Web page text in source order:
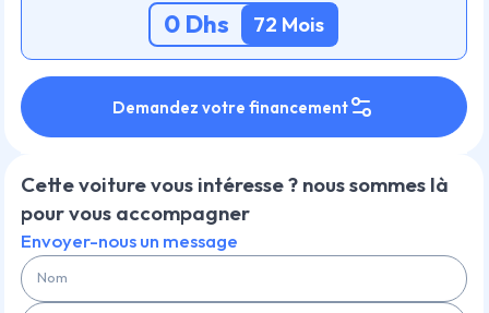
0Dhs 72 Mois
Demandez votre financement
Cette voiture vous intéresse ? nous sommes là
pour vous accompagner
Envoyer-nous un message
Nom